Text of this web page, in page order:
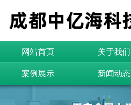
网站首页 关于我们
案例展示 新闻动态